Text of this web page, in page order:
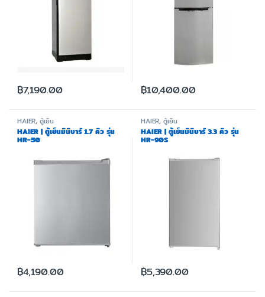
฿7,190.00 ฿10,400.00
HAIER,ตู้เย็น
HAIER | ตู้เย็นมินิบาร์ 1.7 คิว รุ่น
HR-50
฿4,190.00
HAIER,ตู้เย็น
HAIER | ตู้เย็นมินิบาร์ 3.3 คิว รุ่น
HR-90S
฿5,390.00